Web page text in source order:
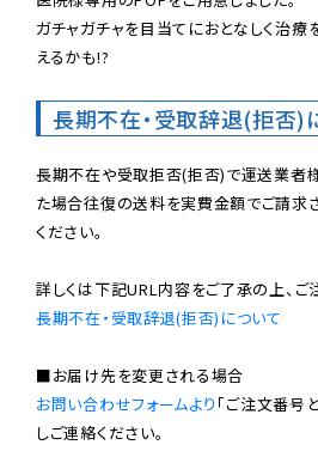
ガチャガチャを目当てにおとなしく治
えるかも!?
長期不在・受取辞退(拒否)
長期不在や受取拒否(拒否)で運送業者
た場合往復の送料を実費金額でご請求
ください。
長期不在・受取辞退(拒否)について
お問い合わせフォームより 「ご注文番号
しご連絡ください。